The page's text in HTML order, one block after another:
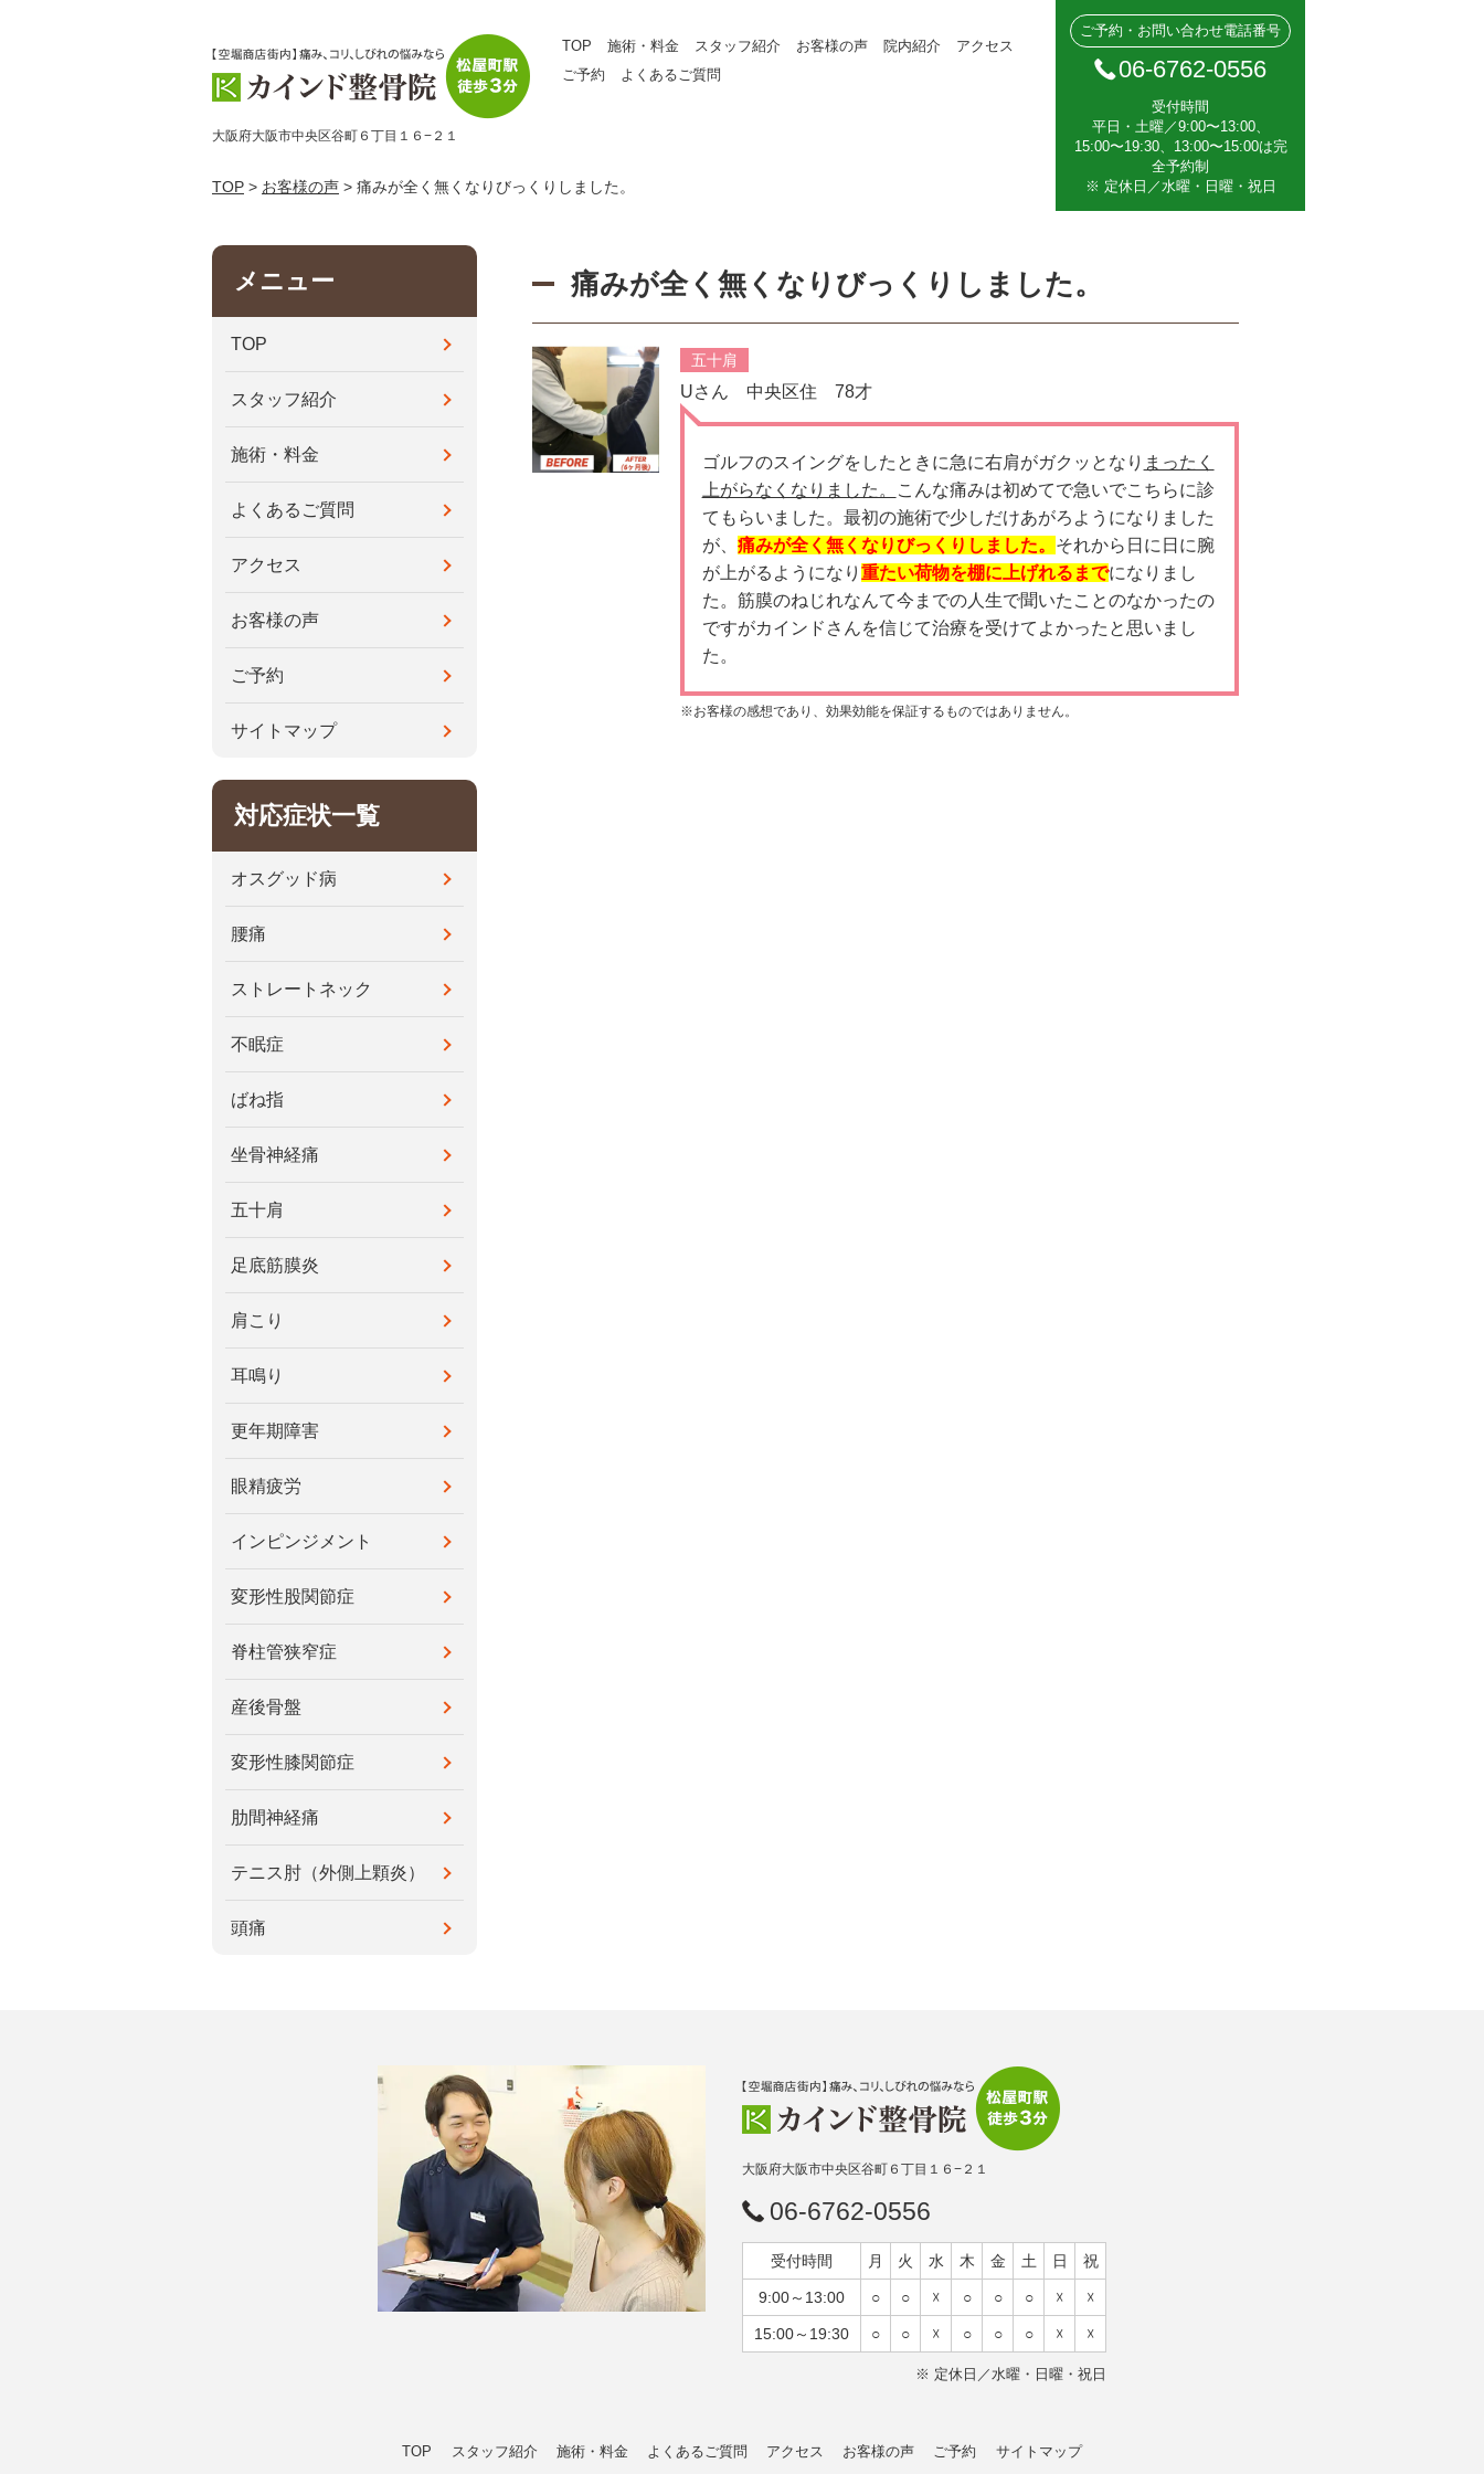
大阪府大阪市中央区谷町６丁目１６−２１
TOP 施術・料金 スタッフ紹介 お客様の声 院内紹介
アクセス
ご予約
よくあるご質問
ご予約・お問い合わせ電話番号
06-6762-0556
受付時間
平日・土曜／9:00〜13:00、
15:00〜19:30、13:00〜15:00は完
全予約制
※ 定休日／水曜・日曜・祝日
TOP > お客様の声 > 痛みが全く無くなりびっくりしました。
痛みが全く無くなりびっくりしました。
五十肩
Uさん 中央区住 78才
ゴルフのスイングをしたときに急に右肩がガクッとなり まったく
上がらなくなりました。
こんな痛みは初めてで急いでこちらに診
てもらいました。最初の施術で少しだけあがろようになりました
が、 痛みが全く無くなりびっくりしました。 それから日に日に腕
が上がるようになり 重たい荷物を棚に上げれるまでになりまし
た。筋膜のねじれなんて今までの人生で聞いたことのなかったの
ですがカインドさんを信じて治療を受けてよかったと思いまし
た。
※お客様の感想であり、効果効能を保証するものではありません。
メニュー
TOP
スタッフ紹介
施術・料金
よくあるご質問
アクセス
お客様の声
ご予約
サイトマップ
対応症状一覧
オスグッド病
腰痛
ストレートネック
不眠症
ばね指
坐骨神経痛
五十肩
足底筋膜炎
肩こり
耳鳴り
更年期障害
眼精疲労
インピンジメント
変形性股関節症
脊柱管狭窄症
産後骨盤
変形性膝関節症
肋間神経痛
テニス肘（外側上顆炎）
頭痛
大阪府大阪市中央区谷町６丁目１６−２１
06-6762-0556
受付時間 月 火 水 木 金 土 日 祝
9:00～13:00 ○ ○ ☓ ○ ○ ○ ☓ ☓
15:00～19:30 ○ ○ ☓ ○ ○ ○ ☓ ☓
※ 定休日／水曜・日曜・祝日
TOP スタッフ紹介 施術・料金 よくあるご質問 アクセス お客様の声 ご予約 サイトマップ